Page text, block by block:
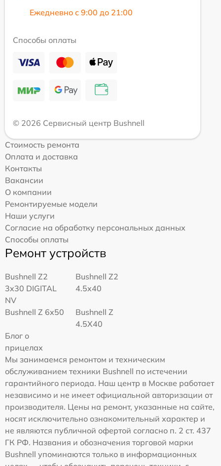
Ежедневно с 9:00 до 21:00
Способы оплаты
© 2026 Сервисный центр Bushnell
Стоимость ремонта
Оплата и доставка
Контакты
Вакансии
О компании
Ремонтируемые модели
Наши услуги
Согласие на обработку персональных данных
Способы оплаты
Ремонт устройств
Bushnell Z2
3x30 DIGITAL
NV
Bushnell Z2
4.5x40
Bushnell Z 6x50
Bushnell Z
4.5X40
Блог о
прицелах
Мы занимаемся ремонтом и техническим
обслуживанием техники Bushnell по истечении
гарантийного периода. Наш центр в Москве работает
независимо и не имеет официальной авторизации от
производителя. Цены на ремонт, указанные на сайте,
носят исключительно ознакомительный характер и
не являются публичной офертой согласно п. 2 ст. 437
ГК РФ. Названия и обозначения торговой марки
Bushnell упоминаются только в информационных